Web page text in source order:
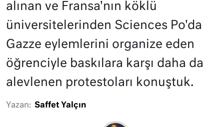
alınan ve Fransa'nın köklü
üniversitelerinden Sciences Po'da
Gazze eylemlerini organize eden
öğrenciyle baskılara karşı daha da
alevlenen protestoları konuştuk.
Yazan: Saffet Yalçın